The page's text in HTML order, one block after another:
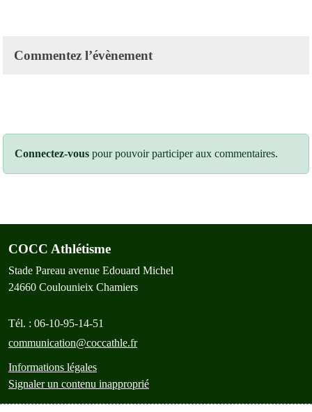
Commentez l’évènement
Connectez-vous pour pouvoir participer aux commentaires.
COCC Athlétisme
Stade Pareau avenue Edouard Michel
24660 Coulounieix Chamiers
Tél. : 06-10-95-14-51
communication@coccathle.fr
Informations légales
Signaler un contenu inapproprié